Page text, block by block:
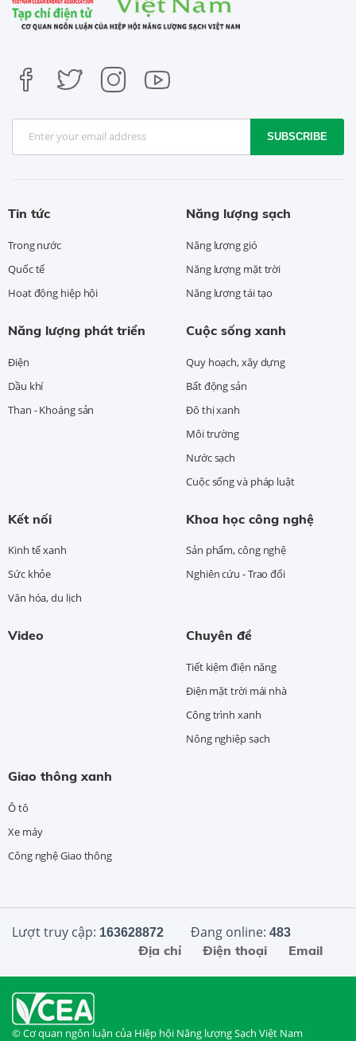
SUBSCRIBE
Tin tức
Trong nước
Quốc tế
Hoạt động hiệp hội
Năng lượng sạch
Năng lượng gió
Năng lượng mặt trời
Năng lượng tái tạo
Năng lượng phát triển
Điện
Dầu khí
Than - Khoáng sản
Cuộc sống xanh
Quy hoạch, xây dựng
Bất động sản
Đô thị xanh
Môi trường
Nước sạch
Cuộc sống và pháp luật
Kết nối
Kinh tế xanh
Sức khỏe
Văn hóa, du lịch
Khoa học công nghệ
Sản phẩm, công nghệ
Nghiên cứu - Trao đổi
Video Chuyên đề
Tiết kiệm điện năng
Điện mặt trời mái nhà
Công trình xanh
Nông nghiệp sạch
Giao thông xanh
Ô tô
Xe máy
Công nghệ Giao thông
Lượt truy cập: 163628872 Đang online: 483
Email
Điện thoại
Địa chỉ
© Cơ quan ngôn luận của Hiệp hội Năng lượng Sạch Việt Nam